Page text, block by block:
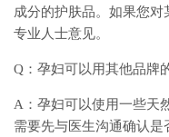
成分的护肤品。如果您
专业人士意见。
Q：孕妇可以用其他品牌
A：孕妇可以使用一些天
需要先与医生沟通确认